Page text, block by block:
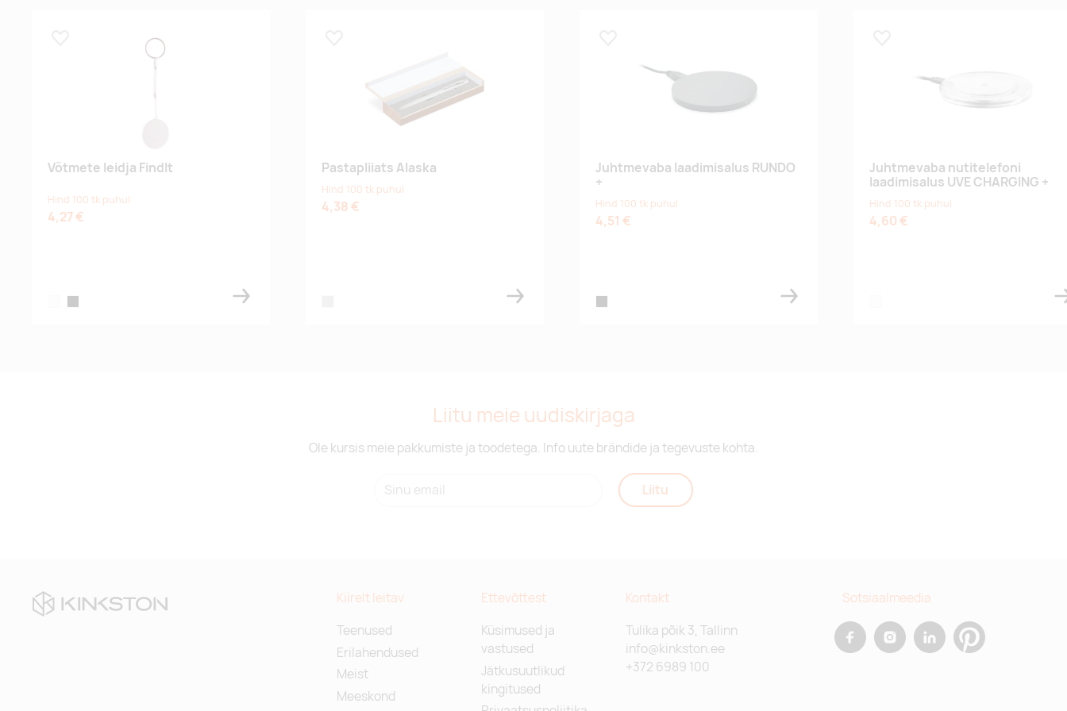
Võtmete leidja FindIt
Hind 100 tk puhul
4,27 €
Pastapliiats Alaska
Hind 100 tk puhul
4,38 €
Juhtmevaba laadimisalus RUNDO
+
Hind 100 tk puhul
4,51 €
Juhtmevaba nutitelefoni
laadimisalus UVE CHARGING +
Hind 100 tk puhul
4,60 €
Liitu meie uudiskirjaga
Ole kursis meie pakkumiste ja toodetega. Info uute brändide ja tegevuste kohta.
Liitu
Kiirelt leitav
Teenused
Erilahendused
Meist
Meeskond
Ettevõttest
Küsimused ja
vastused
Jätkusuutlikud
kingitused
Kontakt
Tulika põik 3, Tallinn
info@kinkston.ee
+372 6989 100
Sotsiaalmeedia